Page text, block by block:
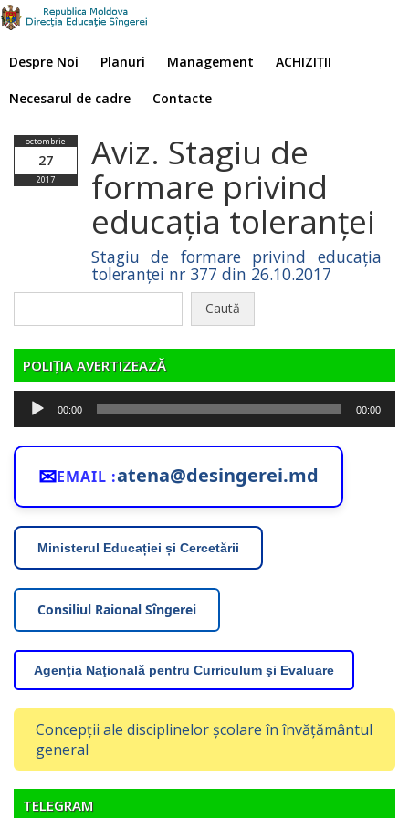
Despre Noi Planuri Management ACHIZIȚII
Necesarul de cadre Contacte
octombrie
27
2017
Aviz. Stagiu de
formare privind
educația toleranței
Stagiu de formare privind educația
toleranței nr 377 din 26.10.2017
POLIȚIA AVERTIZEAZĂ
Player
audio
00:00 00:00
✉EMAIL :atena@desingerei.md
Ministerul Educației și Cercetării
Consiliul Raional Sîngerei
Agenţia Naţională pentru Curriculum şi Evaluare
Concepții ale disciplinelor școlare în învățământul
general
TELEGRAM